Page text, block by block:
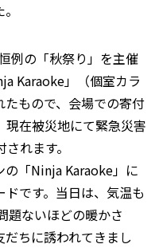
例の「秋祭り」を主催
Karaoke」（個室カラ
もので、会場での寄付
在被災地にて緊急災害
れます。
の「Ninja Karaoke」に
です。当日は、気温も
題ないほどの暖かさ
ちに誘われてきまし